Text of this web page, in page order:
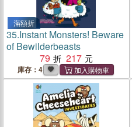
滿額折
35.Instant Monsters! Beware
of Bewilderbeasts
79
217
庫存：4